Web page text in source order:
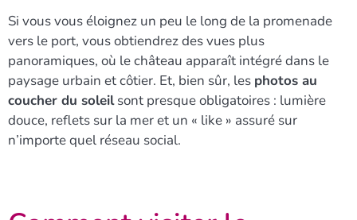
Si vous vous éloignez un peu le long de la promenade
vers le port, vous obtiendrez des vues plus
panoramiques, où le château apparaît intégré dans le
paysage urbain et côtier. Et, bien sûr, les photos au
coucher du soleilsont presque obligatoires : lumière
douce, reflets sur la mer et un « like » assuré sur
n’importe quel réseau social.